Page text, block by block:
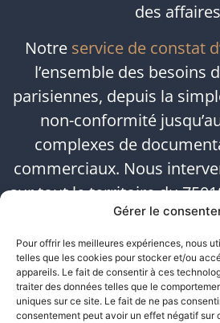
Gérer le
Pour offrir les meilleures expériences, nous
telles que les cookies pour stocker et/ou
appareils. Le fait de consentir à ces
traiter des données telles que le
uniques sur ce site. Le fait de ne pas
consentement peut avoir un effet négatif sur
des
Notre service de constat
l’ensemble des besoins
parisiennes, depuis la
non-conformité
complexes de
commerciaux. Nous
sur tout le territoire du
horaires aux contraintes
URGENCE CONSTAT – 24h/24